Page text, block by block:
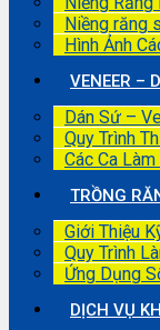
Niềng răng
Hình Ảnh
VENEER –
Dán Sứ –
Quy Trình
Các Ca
TRỒNG
Giới Thiệu
Quy Trình
Ứng Dụng
DỊCH VỤ